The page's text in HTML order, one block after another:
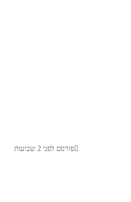
פורסם לפני 2 שבועות